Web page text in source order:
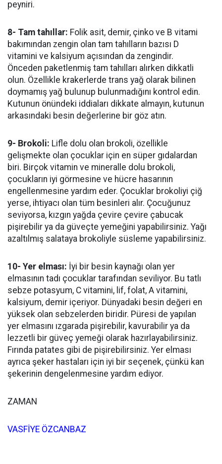
peyniri.
8- Tam tahıllar: Folik asit, demir, çinko ve B vitami
bakımından zengin olan tam tahılların bazısı D
vitamini ve kalsiyum açısından da zengindir.
Önceden paketlenmiş tam tahılları alırken dikkatli
olun. Özellikle krakerlerde trans yağ olarak bilinen
doymamış yağ bulunup bulunmadığını kontrol edin.
Kutunun önündeki iddiaları dikkate almayın, kutunun
arkasındaki besin değerlerine bir göz atın.
9- Brokoli: Lifle dolu olan brokoli, özellikle
gelişmekte olan çocuklar için en süper gıdalardan
biri. Birçok vitamin ve mineralle dolu brokoli,
çocukların iyi görmesine ve hücre hasarının
engellenmesine yardım eder. Çocuklar brokoliyi çiğ
yerse, ihtiyacı olan tüm besinleri alır. Çocuğunuz
seviyorsa, kızgın yağda çevire çevire çabucak
pişirebilir ya da güveçte yemeğini yapabilirsiniz. Yağı
azaltılmış salataya brokoliyle süsleme yapabilirsiniz.
10- Yer elması: İyi bir besin kaynağı olan yer
elmasının tadı çocuklar tarafından seviliyor. Bu tatlı
sebze potasyum, C vitamini, lif, folat, A vitamini,
kalsiyum, demir içeriyor. Dünyadaki besin değeri en
yüksek olan sebzelerden biridir. Püresi de yapılan
yer elmasını ızgarada pişirebilir, kavurabilir ya da
lezzetli bir güveç yemeği olarak hazırlayabilirsiniz.
Fırında patates gibi de pişirebilirsiniz. Yer elması
ayrıca şeker hastaları için iyi bir seçenek, çünkü kan
şekerinin dengelenmesine yardım ediyor.
ZAMAN
VASFİYE ÖZCANBAZ